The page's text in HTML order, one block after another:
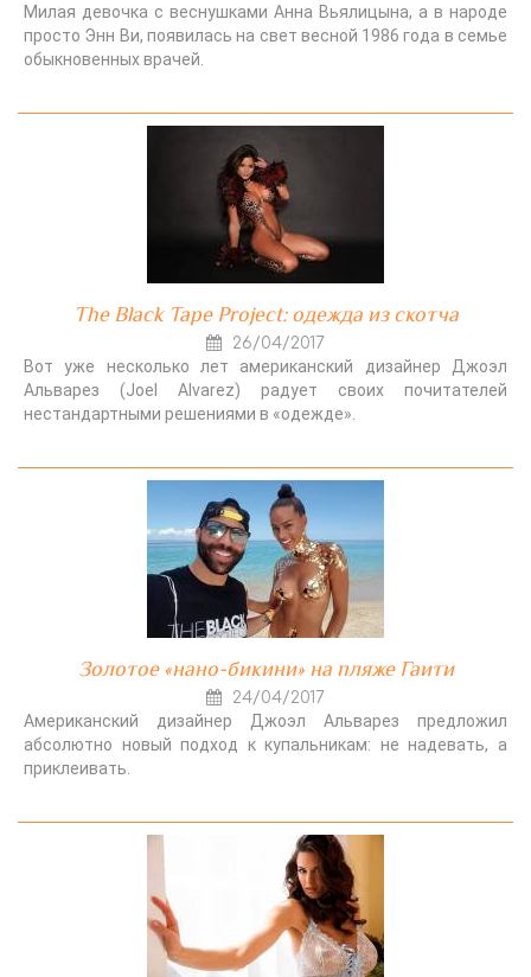
Милая девочка с веснушками Анна Вьялицына, а в народе
просто Энн Ви, появилась на свет весной 1986 года в семье
обыкновенных врачей.
The Black Tape Project: одежда из скотча
26/04/2017
Вот уже несколько лет американский дизайнер Джоэл
Альварез (Joel Alvarez) радует своих почитателей
нестандартными решениями в «одежде».
Золотое «нано-бикини» на пляже Гаити
24/04/2017
Американский дизайнер Джоэл Альварез предложил
абсолютно новый подход к купальникам: не надевать, а
приклеивать.